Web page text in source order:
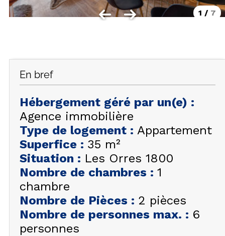
CONTACT / DEVIS
HIVER
+33 (0)4 92 44 19 17
1 / 7
En bref
Hébergement géré par un(e) :
Agence immobilière
Type de logement : Appartement
Superfice : 35 m²
Situation : Les Orres 1800
Nombre de chambres : 1
chambre
Nombre de Pièces : 2 pièces
Nombre de personnes max. : 6
personnes